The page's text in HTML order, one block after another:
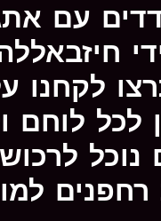
עם
לכל לוחם
נוכל
רחפנים